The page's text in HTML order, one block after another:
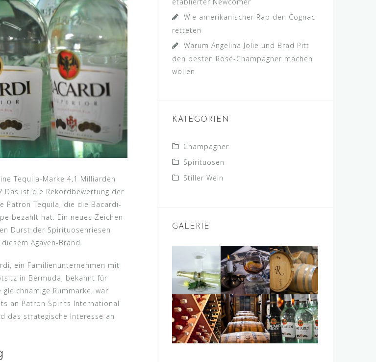
Tequila-Marke 4,1 Milliarden
Das ist die Rekordbewertung der
Patron Tequila, die die Bacardi-
bezahlt hat. Ein neues Zeichen
Durst der Spirituosenriesen
diesem Agaven-Brand.
ein Familienunternehmen mit
in Bermuda, bekannt für
gleichnamige Rummarke, war
an Patron Spirits International
das strategische Interesse an
Wie amerikanischer Rap den Cognac
retteten
Warum Angelina Jolie und Brad Pitt
den besten Rosé-Champagner machen
wollen
KATEGORIEN
Champagner
Spirituosen
Stiller Wein
GALERIE